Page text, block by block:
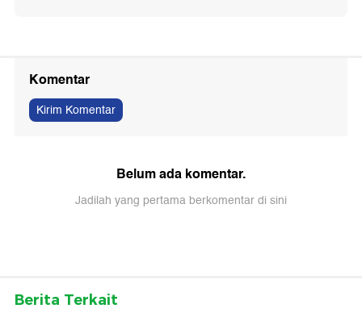
Komentar
Kirim Komentar
Belum ada komentar.
Jadilah yang pertama berkomentar di sini
Berita Terkait